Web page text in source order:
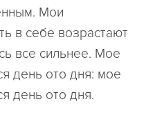
Мои
в себе возрастают
все сильнее. Мое
день ото дня: мое
день ото дня.